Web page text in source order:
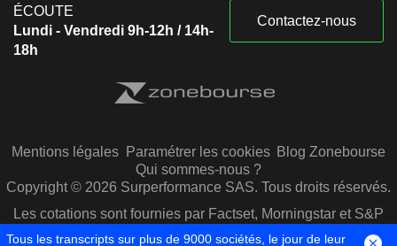
ÉCOUTE
Lundi - Vendredi 9h-12h / 14h-
18h
Contactez-nous
Mentions légales Paramétrer les cookies Blog Zonebourse
Qui sommes-nous ?
Copyright © 2026 Surperformance SAS. Tous droits réservés.
Les cotations sont fournies par Factset, Morningstar et S&P
Capital IQ
Tous les transcripts sur plus de 9000 sociétés, le jour de leur